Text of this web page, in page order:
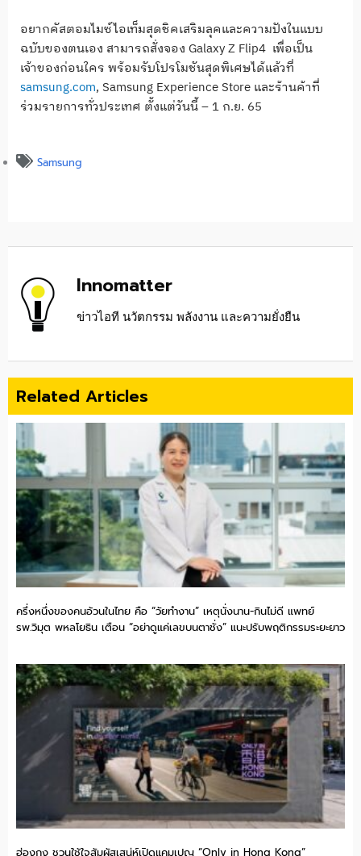
อยากคัสตอมไมซ์ไอเท็มสุดชิคเสริมลุคและความปังในแบบ
ฉบับของตนเอง สามารถสั่งจอง Galaxy Z Flip4 เพื่อเป็น
เจ้าของก่อนใคร พร้อมรับโปรโมชันสุดพิเศษได้แล้วที่
samsung.com, Samsung Experience Store และร้านค้าที่
ร่วมรายการทั่วประเทศ ตั้งแต่วันนี้ – 1 ก.ย. 65
Samsung
Innomatter
ข่าวไอที นวัตกรรม พลังงาน และความยั่งยืน
Related Articles
ครึ่งหนึ่งของคนอ้วนในไทย คือ “วัยทำงาน” เหตุนั่งนาน-กินไม่ดี แพทย์
รพ.วิมุต พหลโยธิน เตือน “อย่าดูแค่เลขบนตาชั่ง” แนะปรับพฤติกรรมระยะยาว
ฮ่องกง ชวนใช้ใจสัมผัสเสน่ห์เปิดแคมเปญ “Only in Hong Kong”